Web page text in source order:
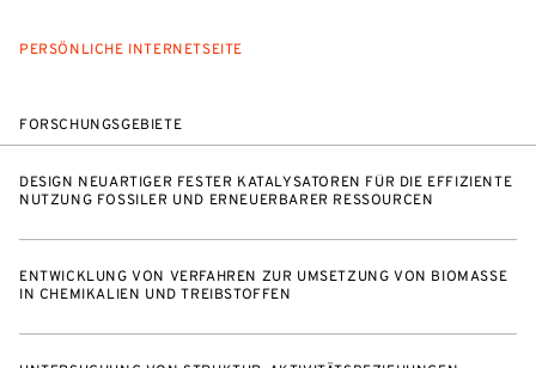
PERSÖNLICHE INTERNETSEITE
FORSCHUNGSGEBIETE
DESIGN NEUARTIGER FESTER KATALYSATOREN FÜR DIE EFFIZIENTE
NUTZUNG FOSSILER UND ERNEUERBARER RESSOURCEN
ENTWICKLUNG VON VERFAHREN ZUR UMSETZUNG VON BIOMASSE
IN CHEMIKALIEN UND TREIBSTOFFEN